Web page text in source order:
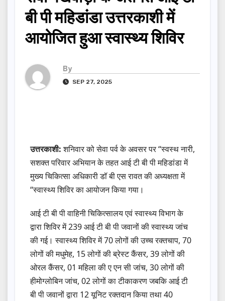
बी पी महिडांडा उत्तरकाशी में
आयोजित हुआ स्वास्थ्य शिविर
By
SEP 27, 2025
उत्तरकाशी:शनिवार को सेवा पर्व के अवसर पर “स्वस्थ नारी,
सशक्त परिवार अभियान के तहत आई टी बी पी महिडांडा में
मुख्य चिकित्सा अधिकारी डॉ बी एस रावत की अध्यक्षता में
“स्वास्थ्य शिविर का आयोजन किया गया।
आई टी बी पी वाहिनी चिकित्सालय एवं स्वास्थ्य विभाग के
द्वारा शिविर में 239 आई टी बी पी जवानों की स्वास्थ्य जांच
की गई। स्वास्थ्य शिविर में 70 लोगों की उच्च रक्तचाप, 70
लोगों की मधुमेह, 15 लोगों की ब्रेस्ट कैंसर, 39 लोगों की
ओरल कैंसर, 01 महिला की ए एन सी जांच, 30 लोगों की
हीमोग्लोबिन जांच, 02 लोगों का टीकाकरण जबकि आई टी
बी पी जवानों द्वारा 12 यूनिट रक्तदान किया तथा 40